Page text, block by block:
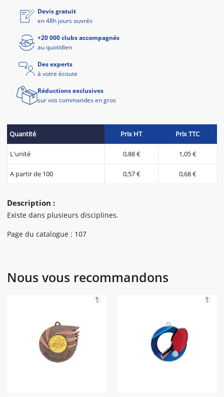
Description :
Existe dans plusieurs disciplines.
Page du catalogue : 107
Devis gratuit
en 48h jours ouvrés
+20 000 clubs accompagnés
au quotidien
Des experts
à votre écoute
Réductions exclusives
sur vos commandes en gros
Quantité Prix HT Prix TTC
L'unité 0,88 € 1,05 €
A partir de 100 0,57 € 0,68 €
Nous vous recommandons